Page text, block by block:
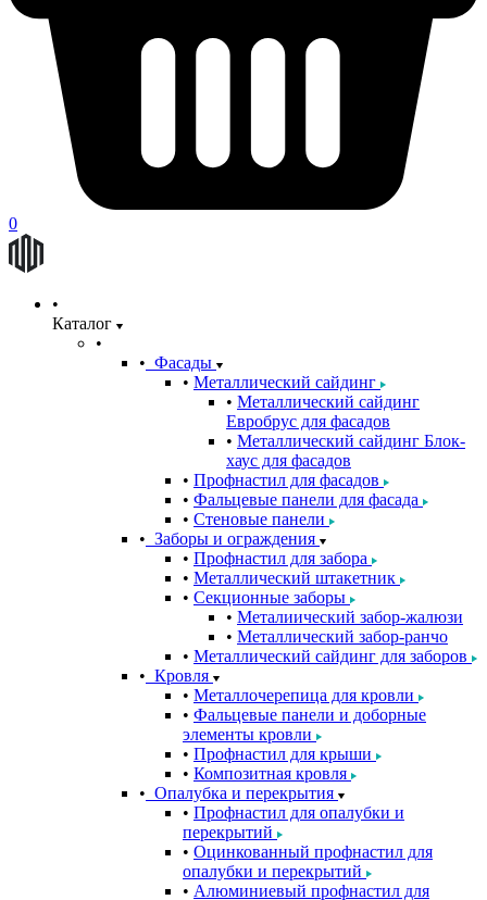
0
Каталог
Фасады
Металлический сайдинг
Металлический сайдинг
Евробрус для фасадов
Металлический сайдинг Блок-
хаус для фасадов
Профнастил для фасадов
Фальцевые панели для фасада
Стеновые панели
Заборы и ограждения
Профнастил для забора
Металлический штакетник
Секционные заборы
Металиический забор-жалюзи
Металлический забор-ранчо
Металлический сайдинг для заборов
Кровля
Металлочерепица для кровли
Фальцевые панели и доборные
элементы кровли
Профнастил для крыши
Композитная кровля
Опалубка и перекрытия
Профнастил для опалубки и
перекрытий
Оцинкованный профнастил для
опалубки и перекрытий
Алюминиевый профнастил для